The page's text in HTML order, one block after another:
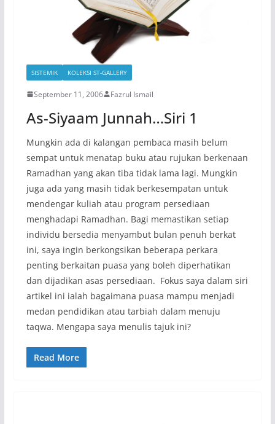
SISTEMIK KOLEKSI ST-GALLERY
September 11, 2006 Fazrul Ismail
As-Siyaam Junnah…Siri 1
Mungkin ada di kalangan pembaca masih belum
sempat untuk menatap buku atau rujukan berkenaan
Ramadhan yang akan tiba tidak lama lagi. Mungkin
juga ada yang masih tidak berkesempatan untuk
mendengar kuliah atau program persediaan
menghadapi Ramadhan. Bagi memastikan setiap
individu bersedia menyambut bulan penuh berkat
ini, saya ingin berkongsikan beberapa perkara
penting berkaitan puasa yang boleh diperhatikan
dan dijadikan asas persediaan. Fokus saya dalam siri
artikel ini ialah bagaimana puasa mampu menjadi
medan pendidikan atau tarbiah dalam menuju
taqwa. Mengapa saya menulis tajuk ini?
Read More